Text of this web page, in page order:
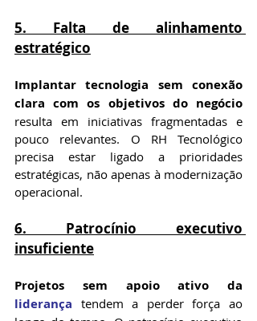
5. Falta de alinhamento
estratégico
Implantar tecnologia sem conexão
clara com os objetivos do negócio
resulta em iniciativas fragmentadas e
pouco relevantes. O RH Tecnológico
precisa estar ligado a prioridades
estratégicas, não apenas à modernização
operacional.
6. Patrocínio executivo
insuficiente
liderança tendem a perder força ao